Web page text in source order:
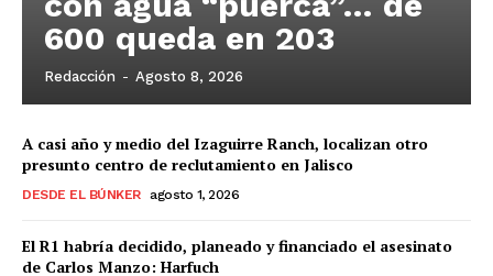
600 queda en 203
Redacción - Agosto 8, 2026
A casi año y medio del Izaguirre Ranch, localizan otro
presunto centro de reclutamiento en Jalisco
DESDE EL BÚNKER agosto 1, 2026
El R1 habría decidido, planeado y financiado el asesinato
de Carlos Manzo: Harfuch